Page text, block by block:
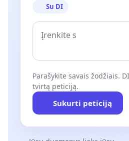
Su DI
Parašykite savais žodžiais.
tvirtą peticiją.
Sukurti peticiją